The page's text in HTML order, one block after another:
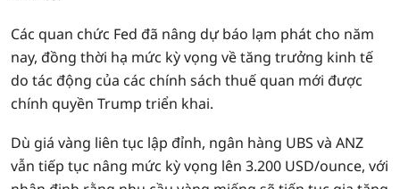
Các quan chức Fed đã nâng dự báo lạm phát cho năm
nay, đồng thời hạ mức kỳ vọng về tăng trưởng kinh tế
do tác động của các chính sách thuế quan mới được
chính quyền Trump triển khai.
Dù giá vàng liên tục lập đỉnh, ngân hàng UBS và ANZ
vẫn tiếp tục nâng mức kỳ vọng lên 3.200 USD/ounce, với